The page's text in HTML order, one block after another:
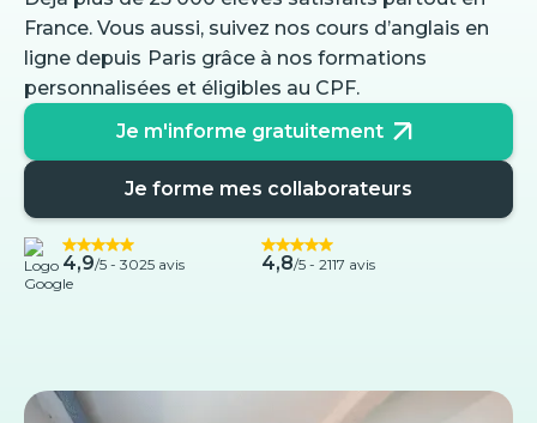
France. Vous aussi, suivez nos cours d’anglais en
ligne depuis Paris grâce à nos formations
personnalisées et éligibles au CPF.
Je m'informe gratuitement
Je forme mes collaborateurs
4,9/5 - 3025 avis 4,8/5 - 2117 avis